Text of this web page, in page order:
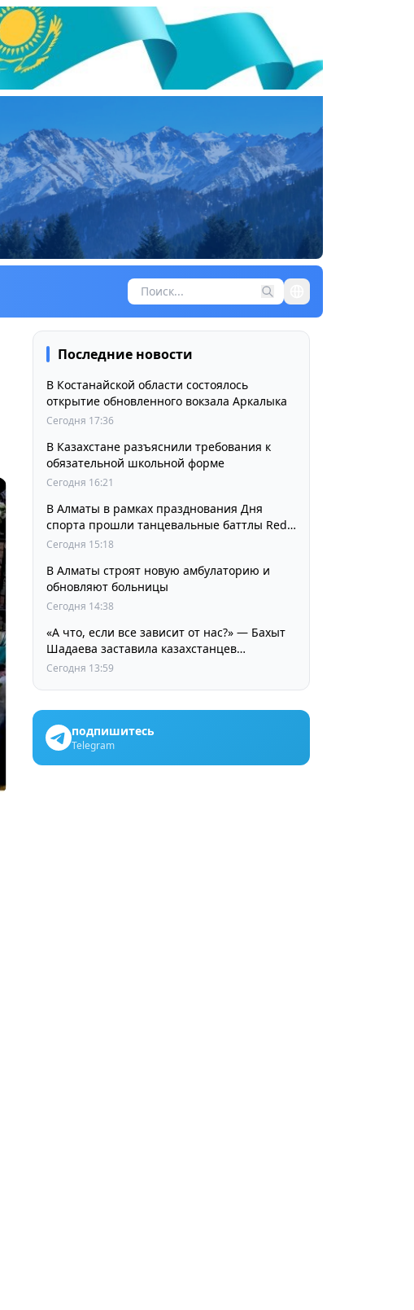
Последние новости
В Костанайской области состоялось
открытие обновленного вокзала Аркалыка
Сегодня 17:36
В Казахстане разъяснили требования к
обязательной школьной форме
Сегодня 16:21
В Алматы в рамках празднования Дня
спорта прошли танцевальные баттлы Red
Bull Dance Your Style
Сегодня 15:18
В Алматы строят новую амбулаторию и
обновляют больницы
Сегодня 14:38
«А что, если все зависит от нас?» — Бахыт
Шадаева заставила казахстанцев
остановиться и задуматься
Сегодня 13:59
подпишитесь
Telegram